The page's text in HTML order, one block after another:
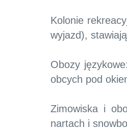
Kolonie
wyjazd),
Obozy
obcych pod
Zimowiska i
nartach i